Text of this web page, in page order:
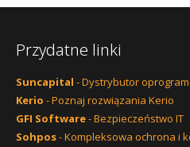
Przydatne linki
Suncapital - Dystrybutor
Kerio - Poznaj rozwiązania Kerio
GFI Software- Bezpieczeństwo IT
Sohpos- Kompleksowa ochrona i